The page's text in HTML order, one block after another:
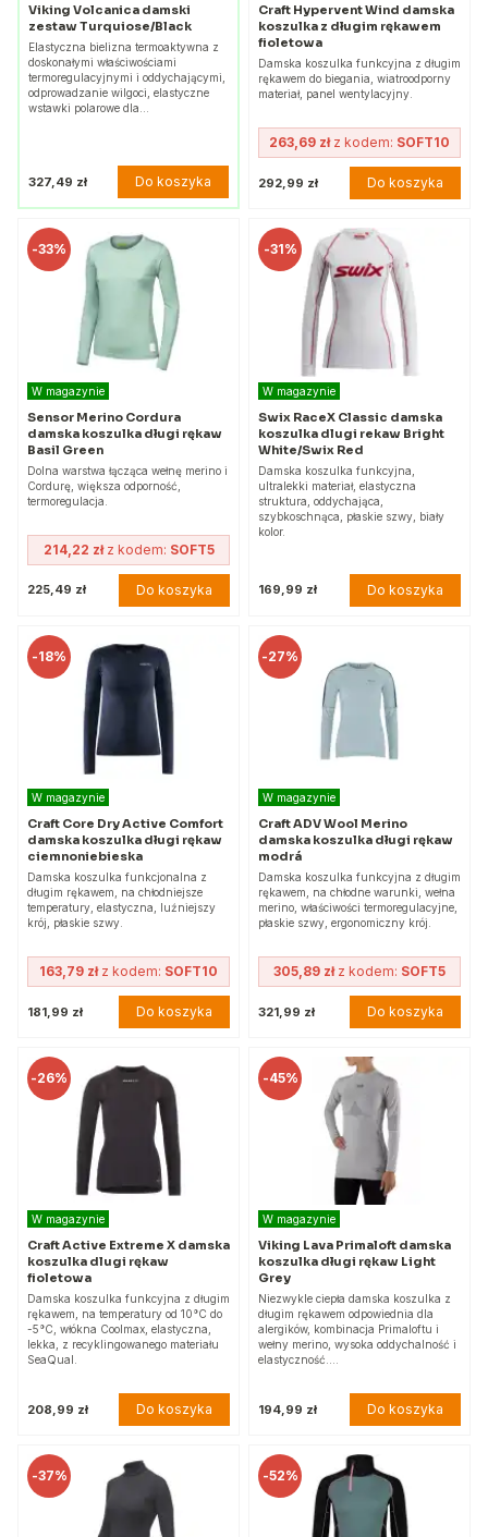
Viking Volcanica damski
zestaw Turquiose/Black
Elastyczna bielizna termoaktywna z
doskonałymi właściwościami
termoregulacyjnymi i oddychającymi,
odprowadzanie wilgoci, elastyczne
wstawki polarowe dla…
327,49 zł Do koszyka
Craft Hypervent Wind damska
koszulka z długim rękawem
fioletowa
Damska koszulka funkcyjna z długim
rękawem do biegania, wiatroodporny
materiał, panel wentylacyjny.
263,69 złz kodem: SOFT10
292,99 zł Do koszyka
-33%
W magazynie
Sensor Merino Cordura
damska koszulka długi rękaw
Basil Green
Dolna warstwa łącząca wełnę merino i
Cordurę, większa odporność,
termoregulacja.
214,22 złz kodem: SOFT5
225,49 zł Do koszyka
-31%
W magazynie
Swix RaceX Classic damska
koszulka dlugi rekaw Bright
White/Swix Red
Damska koszulka funkcyjna,
ultralekki materiał, elastyczna
struktura, oddychająca,
szybkoschnąca, płaskie szwy, biały
kolor.
169,99 zł Do koszyka
-18%
W magazynie
Craft Core Dry Active Comfort
damska koszulka długi rękaw
ciemnoniebieska
Damska koszulka funkcjonalna z
długim rękawem, na chłodniejsze
temperatury, elastyczna, luźniejszy
krój, płaskie szwy.
163,79 złz kodem: SOFT10
181,99 zł Do koszyka
-27%
W magazynie
Craft ADV Wool Merino
damska koszulka długi rękaw
modrá
Damska koszulka funkcyjna z długim
rękawem, na chłodne warunki, wełna
merino, właściwości termoregulacyjne,
płaskie szwy, ergonomiczny krój.
305,89 złz kodem: SOFT5
321,99 zł Do koszyka
-26%
W magazynie
Craft Active Extreme X damska
koszulka dlugi rękaw
fioletowa
Damska koszulka funkcyjna z długim
rękawem, na temperatury od 10°C do
-5°C, włókna Coolmax, elastyczna,
lekka, z recyklingowanego materiału
SeaQual.
208,99 zł Do koszyka
-45%
W magazynie
Viking Lava Primaloft damska
koszulka długi rękaw Light
Grey
Niezwykle ciepła damska koszulka z
długim rękawem odpowiednia dla
alergików, kombinacja Primaloftu i
wełny merino, wysoka oddychalność i
elastyczność.…
194,99 zł Do koszyka
-37% -52%